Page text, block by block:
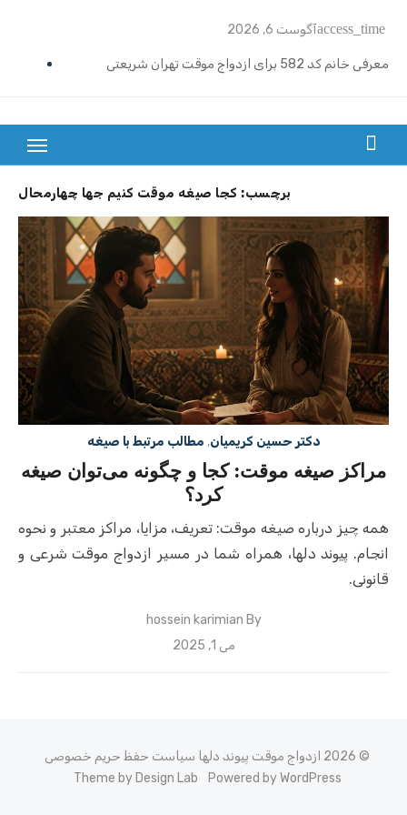
content
access_timeآگوست 6, 2026
معرفی خانم کد 582 برای ازدواج موقت تهران شریعتی
ازدواج موقت ماهیانه تهران گیشا | خانم کد 590
معرفی خانم کد 588 برای ازدواج موقت ماهیانه کرج در مهرشهر
معرفی خانم کد 587 برای ازدواج موقت ماهیانه در یزد
معرفی خانم کد 586 برای ازدواج موقت ماهیانه قزوین
معرفی خانم کد 585 برای ازدواج موقت ماهیانه در نوشهر
معرفی خانم کد 584 برای صیغه ماهانه زنجان و ازدواج موقت
معرفی خانم کد 583 برای صیغه ماهانه شیراز ملاصدرا
بزرگترین سایت صیغه یابی از سراسر ایران
برچسب: کجا صیغه موقت کنیم جها چهارمحال
دکتر حسین کریمیان, مطالب مرتبط با صیغه
مراکز صیغه موقت: کجا و چگونه می‌توان صیغه
کرد؟
همه چیز درباره صیغه موقت: تعریف، مزایا، مراکز معتبر و نحوه
انجام. پیوند دلها، همراه شما در مسیر ازدواج موقت شرعی و
قانونی.
By
hossein karimian
Posted
می 1, 2025
© 2026 ازدواج موقت پیوند دلها
سیاست حفظ حریم خصوصی
Powered by WordPress
Theme by Design Lab